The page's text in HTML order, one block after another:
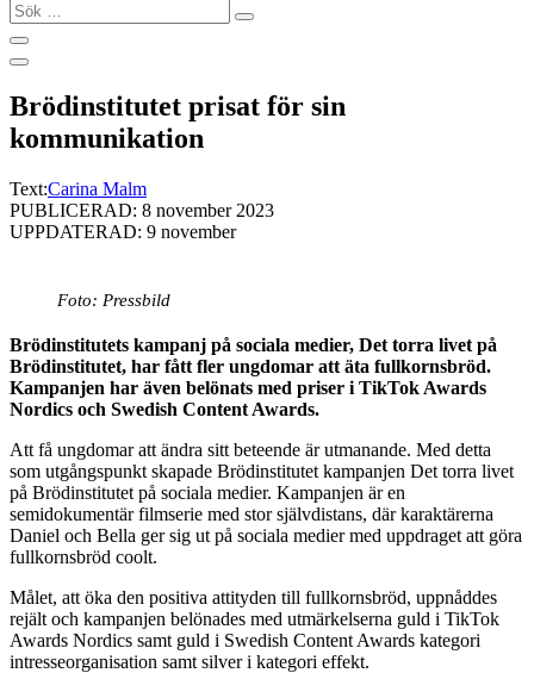
Sök
…
Brödinstitutet prisat för sin
kommunikation
Text:Carina Malm
PUBLICERAD: 8 november 2023
UPPDATERAD: 9 november
Foto: Pressbild
Brödinstitutets kampanj på sociala medier, Det torra livet på
Brödinstitutet, har fått fler ungdomar att äta fullkornsbröd.
Kampanjen har även belönats med priser i TikTok Awards
Nordics och Swedish Content Awards.
Att få ungdomar att ändra sitt beteende är utmanande. Med detta
som utgångspunkt skapade Brödinstitutet kampanjen Det torra livet
på Brödinstitutet på sociala medier. Kampanjen är en
semidokumentär filmserie med stor självdistans, där karaktärerna
Daniel och Bella ger sig ut på sociala medier med uppdraget att göra
fullkornsbröd coolt.
Målet, att öka den positiva attityden till fullkornsbröd, uppnåddes
rejält och kampanjen belönades med utmärkelserna guld i TikTok
Awards Nordics samt guld i Swedish Content Awards kategori
intresseorganisation samt silver i kategori effekt.